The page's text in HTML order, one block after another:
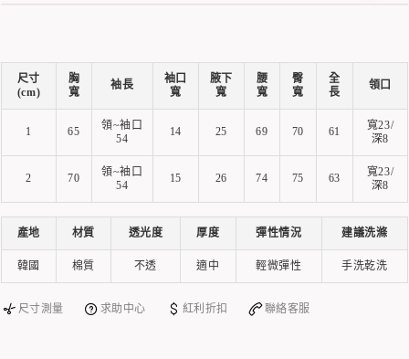
尺寸
(cm)
胸
寬
袖長
袖口
寬
腋下
寬
腰
寬
臀
寬
全
長
領口
1 65
領~袖口
54
14 25 69 70 61
寬23/
深8
2 70
領~袖口
54
15 26 74 75 63
寬23/
深8
產地 材質 透光度 厚度 彈性情況 建議洗滌
韓國 棉質 不透 適中 輕微彈性 手洗乾洗
尺寸測量 求助中心 紅利折扣 聯絡客服